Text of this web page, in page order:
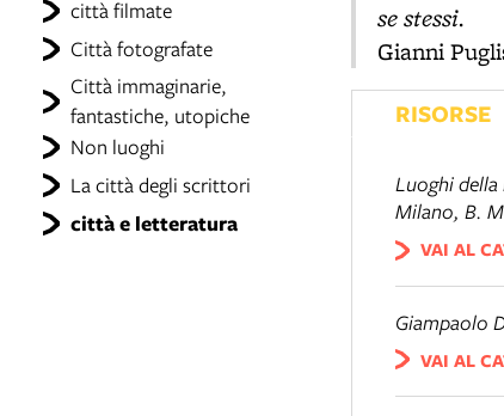
città filmate
Città fotografate
Città immaginarie,
fantastiche, utopiche
Non luoghi
La città degli scrittori
città e letteratura
se stessi.
Gianni
RISORSE
Luoghi
Milano, B.
VAI AL
Giampaolo
VAI AL